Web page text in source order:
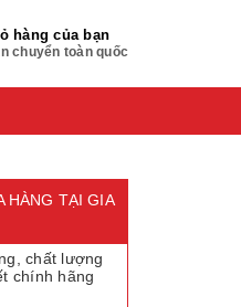
hàng của bạn
chuyển toàn quốc
HÀNG TẠI GIA
chất lượng
chính hãng